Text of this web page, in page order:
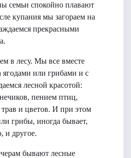
семьи спокойно плавают
купания мы загораем на
прекрасными
в лесу. Мы все вместе
ягодами или грибами и с
лесной красотой:
пением птиц,
и цветов. И при этом
грибы, иногда бывает,
и другое.
бывают лесные